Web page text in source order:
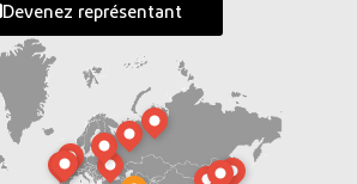
Devenez représentant